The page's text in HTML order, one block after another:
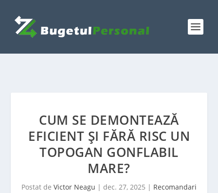
CUM SE DEMONTEAZĂ
EFICIENT ȘI FĂRĂ RISC UN
TOPOGAN GONFLABIL
MARE?
Postat de Victor Neagu | dec. 27, 2025 | Recomandari